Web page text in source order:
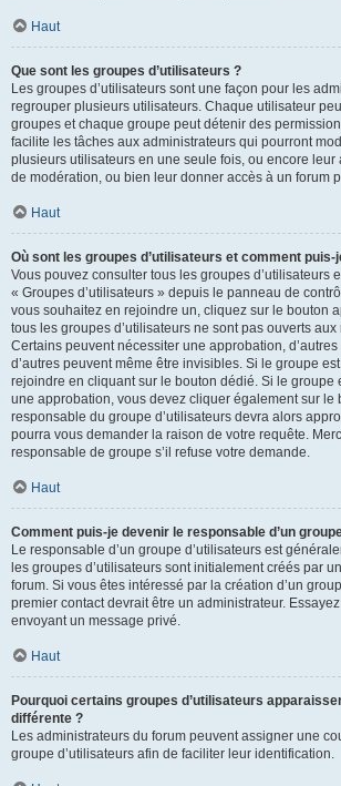
Haut
Que sont les groupes d’utilisateurs ?
Les groupes d’utilisateurs sont une façon pour les
regrouper plusieurs utilisateurs. Chaque utilisateur
groupes et chaque groupe peut détenir des
facilite les tâches aux administrateurs qui pourront
plusieurs utilisateurs en une seule fois, ou encore leur
de modération, ou bien leur donner accès à un forum
Haut
Où sont les groupes d’utilisateurs et comment puis-
Vous pouvez consulter tous les groupes d’utilisateurs
« Groupes d’utilisateurs » depuis le panneau de
vous souhaitez en rejoindre un, cliquez sur le bouton
tous les groupes d’utilisateurs ne sont pas ouverts
Certains peuvent nécessiter une approbation,
d’autres peuvent même être invisibles. Si le groupe
rejoindre en cliquant sur le bouton dédié. Si le groupe
une approbation, vous devez cliquer également sur le
responsable du groupe d’utilisateurs devra alors
pourra vous demander la raison de votre requête.
responsable de groupe s’il refuse votre demande.
Haut
Comment puis-je devenir le responsable d’un
Le responsable d’un groupe d’utilisateurs est
les groupes d’utilisateurs sont initialement créés par
forum. Si vous êtes intéressé par la création d’un
premier contact devrait être un administrateur.
envoyant un message privé.
Haut
Pourquoi certains groupes d’utilisateurs
différente ?
Les administrateurs du forum peuvent assigner une
groupe d’utilisateurs afin de faciliter leur identification.